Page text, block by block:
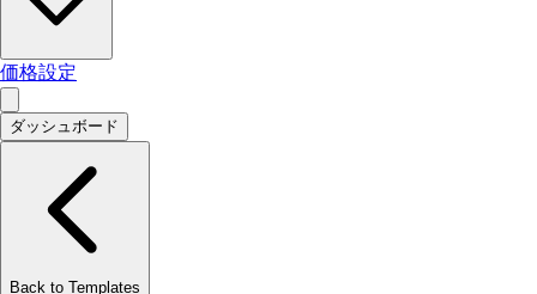
価格設定
ダッシュボード
Back to Templates